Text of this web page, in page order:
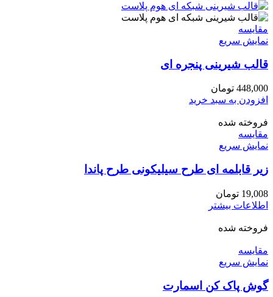
مقايسه
نمایش سریع
قالب شیرینی پنجره ای
448,000 تومان
افزودن به سبد خرید
فروخته شده
مقايسه
نمایش سریع
زیر قابلمه ای طرح سیلیکونی طرح پاندا
19,008 تومان
اطلاعات بیشتر
فروخته شده
مقايسه
نمایش سریع
گوش پاک کن اسمارت